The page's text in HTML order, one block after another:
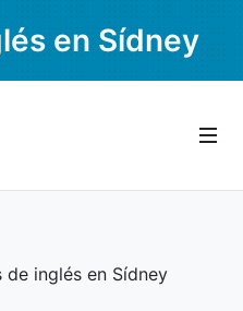
en Sídney
de inglés en Sídney